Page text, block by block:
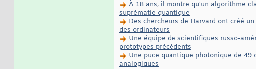
À 18 ans, il montre qu'un algorithme
suprématie quantique
Des chercheurs de Harvard ont créé
des ordinateurs
Une équipe de scientifiques russo-
prototypes précédents
Une puce quantique photonique de
analogiques